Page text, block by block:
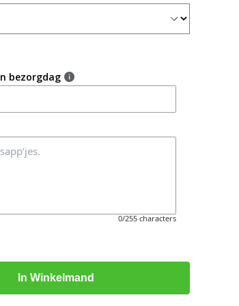
i
n
bezorgdag
0/255 characters
In Winkelmand